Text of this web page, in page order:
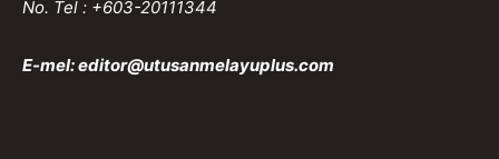
No. Tel : +603-20111344
E-mel:editor@utusanmelayuplus.com